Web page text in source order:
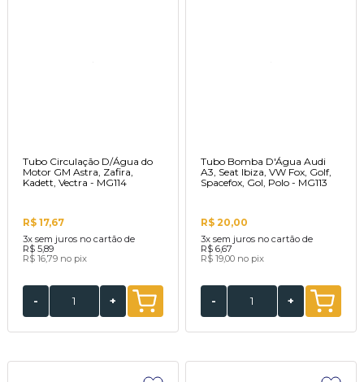
Tubo Circulação D/Água do
Motor GM Astra, Zafira,
Kadett, Vectra - MG114
R$ 17,67
3x sem juros no cartão de
R$ 5,89
R$ 16,79 no pix
- +
Tubo Bomba D'Água Audi
A3, Seat Ibiza, VW Fox, Golf,
Spacefox, Gol, Polo - MG113
R$ 20,00
3x sem juros no cartão de
R$ 6,67
R$ 19,00 no pix
- +